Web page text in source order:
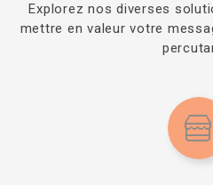
Explorez nos diverses
mettre en valeur votre